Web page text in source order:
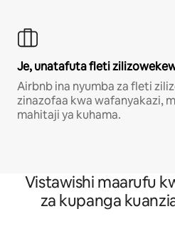
Je, unatafuta fleti
Airbnb ina nyumba za fleti
zinazofaa kwa wafanyakazi,
mahitaji ya kuhama.
Vistawishi maarufu
za kupanga